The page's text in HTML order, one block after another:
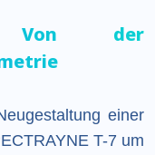
Von der
einer
T-7 um